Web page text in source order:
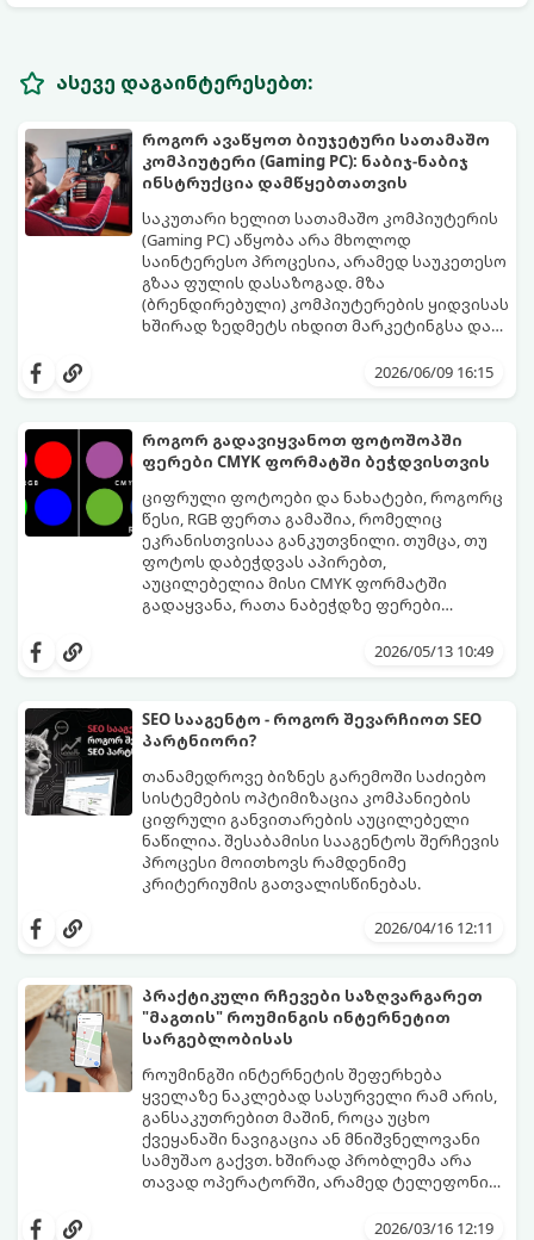
ასევე დაგაინტერესებთ:
როგორ ავაწყოთ ბიუჯეტური სათამაშო
კომპიუტერი (Gaming PC): ნაბიჯ-ნაბიჯ
ინსტრუქცია დამწყებთათვის
საკუთარი ხელით სათამაშო კომპიუტერის
(Gaming PC) აწყობა არა მხოლოდ
საინტერესო პროცესია, არამედ საუკეთესო
გზაა ფულის დასაზოგად. მზა
(ბრენდირებული) კომპიუტერების ყიდვისას
ხშირად ზედმეტს იხდით მარკეტინგსა და
ბიუჯეტური სისტემის აწყობისას მთავარია
თამაშში კადრების რაოდენობას (FPS)
პირდაპირ ზრდის.
შეარჩიოთ სწორი კომპონენტები და
2026/06/09 16:15
როგორ გადავიყვანოთ ფოტოშოპში
ფერები CMYK ფორმატში ბეჭდვისთვის
ციფრული ფოტოები და ნახატები, როგორც
წესი, RGB ფერთა გამაშია, რომელიც
ეკრანისთვისაა განკუთვნილი. თუმცა, თუ
ფოტოს დაბეჭდვას აპირებთ,
აუცილებელია მისი CMYK ფორმატში
გადაყვანა, რათა ნაბეჭდზე ფერები
ფერების სწორად კონვერტაციისთვის:
2026/05/13 10:49
SEO სააგენტო - როგორ შევარჩიოთ SEO
პარტნიორი?
თანამედროვე ბიზნეს გარემოში საძიებო
სისტემების ოპტიმიზაცია კომპანიების
ციფრული განვითარების აუცილებელი
ნაწილია. შესაბამისი სააგენტოს შერჩევის
პროცესი მოითხოვს რამდენიმე
კრიტერიუმის გათვალისწინებას.
2026/04/16 12:11
პრაქტიკული რჩევები საზღვარგარეთ
"მაგთის" როუმინგის ინტერნეტით
სარგებლობისას
როუმინგში ინტერნეტის შეფერხება
ყველაზე ნაკლებად სასურველი რამ არის,
განსაკუთრებით მაშინ, როცა უცხო
ქვეყანაში ნავიგაცია ან მნიშვნელოვანი
სამუშაო გაქვთ. ხშირად პრობლემა არა
თავად ოპერატორში, არამედ ტელეფონის
მიიღოთ როუმინგის ინტერნეტის2026/03/16 12:19